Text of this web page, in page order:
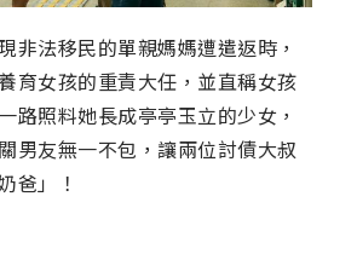
非法移民的單親媽媽遭遣返時，
育女孩的重責大任，並直稱女孩
路照料她長成亭亭玉立的少女，
男友無一不包，讓兩位討債大叔
爸」！